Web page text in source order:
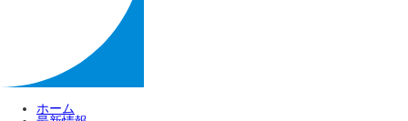
ホーム